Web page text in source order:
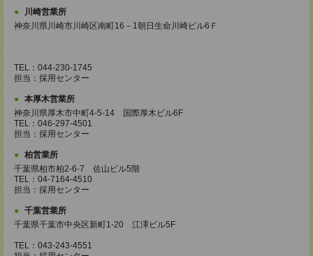
川崎営業所
神奈川県川崎市川崎区南町16－1朝日生命川崎ビル6Ｆ
TEL：044-230-1745
担当：採用センター
本厚木営業所
神奈川県厚木市中町4-5-14 国際厚木ビル6F
TEL：046-297-4501
担当：採用センター
柏営業所
千葉県柏市柏2-6-7 佐山ビル5階
TEL：04-7164-4510
担当：採用センター
千葉営業所
千葉県千葉市中央区新町1-20 江澤ビル5F
TEL：043-243-4551